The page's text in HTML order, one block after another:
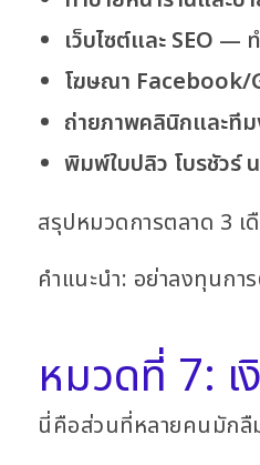
เว็บไซต์และ SEO — ท
โฆษณา Facebook/
ถ่ายภาพคลินิกและทีม
พิมพ์ใบปลิว โบรชัวร์
สรุปหมวดการตลาด 3
คำแนะนำ: อย่าลงทุนก
หมวดที่ 7:
นี่คือส่วนที่หลายคนมักลื